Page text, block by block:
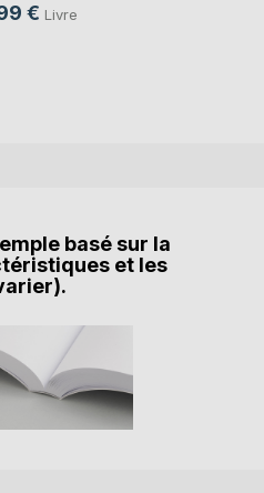
€ Livre
basé sur la
et les